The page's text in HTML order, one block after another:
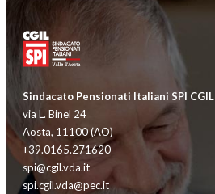
Sindacato Pensionati Italiani SPI CGIL
via L. Binel 24
Aosta, 11100 (AO)
+39.0165.271620
spi@cgil.vda.it
spi.cgil.vda@pec.it